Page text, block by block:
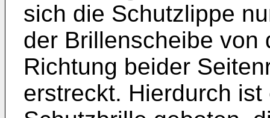
sich die Schutzlippe
der Brillenscheibe von
Richtung beider
erstreckt. Hierdurch